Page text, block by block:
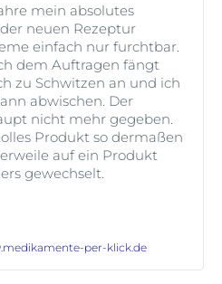
mein absolutes
neuen Rezeptur
einfach nur furchtbar.
dem Auftragen fängt
zu Schwitzen an und ich
abwischen. Der
nicht mehr gegeben.
Produkt so dermaßen
auf ein Produkt
gewechselt.
per-klick.de